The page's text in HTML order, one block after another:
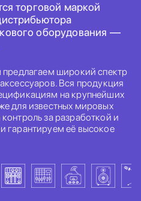
торговой маркой
оборудования —
широкий спектр
Вся продукция
на крупнейших
для известных мировых
за разработкой и
гарантируем её высокое